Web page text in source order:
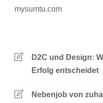
mysumtu.com
D2C und Design:
Erfolg entscheidet
Nebenjob von